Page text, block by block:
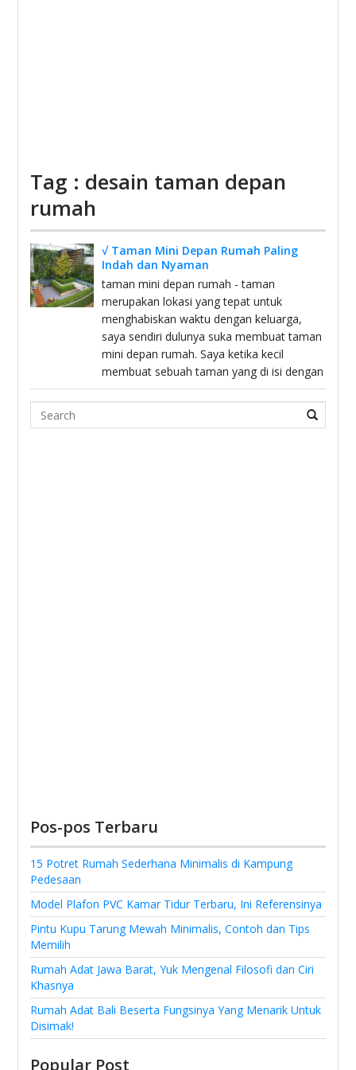
Tag : desain taman depan
rumah
√ Taman Mini Depan Rumah Paling
Indah dan Nyaman
taman mini depan rumah - taman
merupakan lokasi yang tepat untuk
menghabiskan waktu dengan keluarga,
saya sendiri dulunya suka membuat taman
mini depan rumah. Saya ketika kecil
membuat sebuah taman yang di isi dengan
Search
Pos-pos Terbaru
15 Potret Rumah Sederhana Minimalis di Kampung
Pedesaan
Model Plafon PVC Kamar Tidur Terbaru, Ini Referensinya
Pintu Kupu Tarung Mewah Minimalis, Contoh dan Tips
Memilih
Rumah Adat Jawa Barat, Yuk Mengenal Filosofi dan Ciri
Khasnya
Rumah Adat Bali Beserta Fungsinya Yang Menarik Untuk
Disimak!
Popular Post